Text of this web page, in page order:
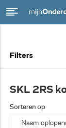
Filters
SKL 2RS
Sorteren op